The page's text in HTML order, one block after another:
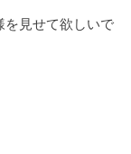
を見せて欲しいで